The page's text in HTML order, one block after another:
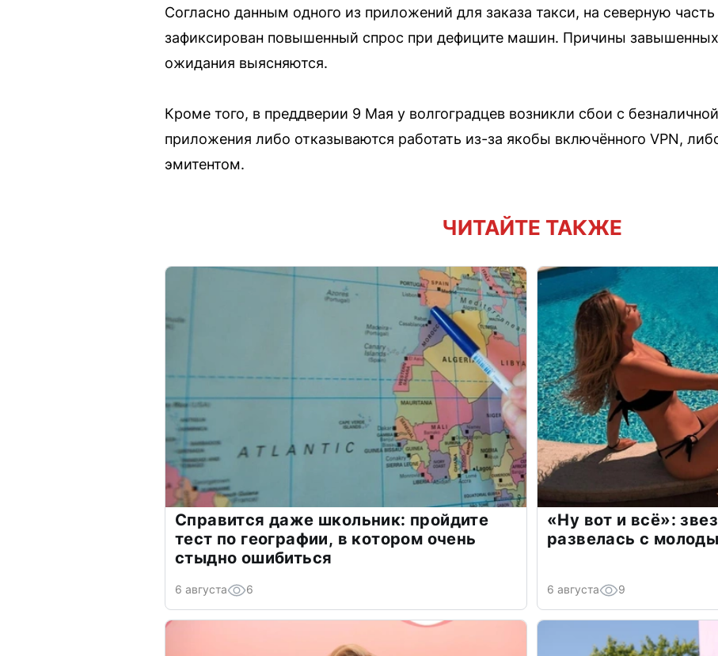
Согласно данным одного из приложений для заказа такси, на северную
зафиксирован повышенный спрос при дефиците машин. Причины завышенных
ожидания выясняются.
Кроме того, в преддверии 9 Мая у волгоградцев возникли сбои с
приложения либо отказываются работать из-за якобы включённого VPN,
эмитентом.
ЧИТАЙТЕ ТАКЖЕ
Справится даже школьник: пройдите
тест по географии, в котором очень
стыдно ошибиться
6 августа 6
«Ну вот и всё»:
развелась с
6 августа 9